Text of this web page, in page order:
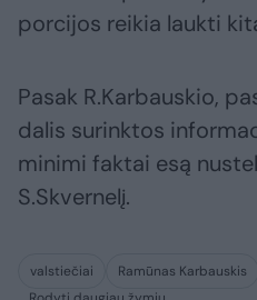
porcijos reikia laukti
Pasak R.Karbauskio,
dalis surinktos
minimi faktai esą
S.Skvernelį.
valstiečiai Ramūnas Karbauskis